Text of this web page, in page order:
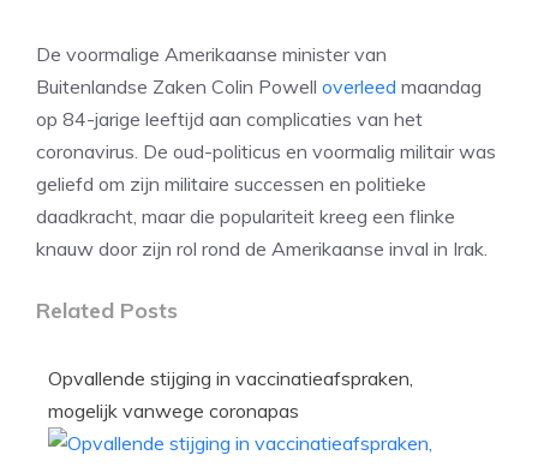
De voormalige Amerikaanse minister van
Buitenlandse Zaken Colin Powell overleed maandag
op 84-jarige leeftijd aan complicaties van het
coronavirus. De oud-politicus en voormalig militair was
geliefd om zijn militaire successen en politieke
daadkracht, maar die populariteit kreeg een flinke
knauw door zijn rol rond de Amerikaanse inval in Irak.
Related Posts
Opvallende stijging in vaccinatieafspraken,
mogelijk vanwege coronapas